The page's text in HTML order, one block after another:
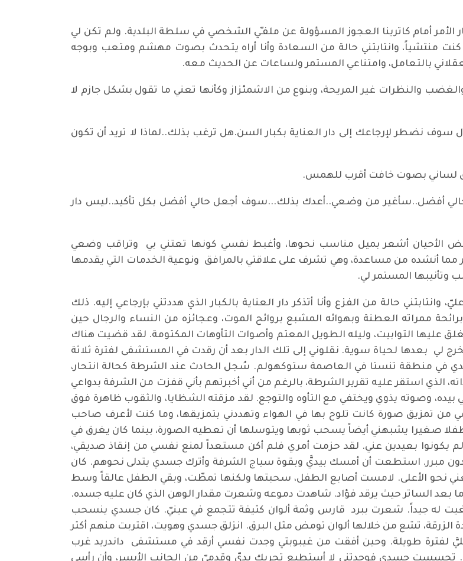
أمام كاترينا العجوز المسؤولة عن ملفـّي الشخصي في سلطة البلدية. ولم تكن لي
كنت منتشياً، وانتابتني حالة من السعادة وأنا أراه يتحدث بصوت مهشم ومتعب وبوجه
بالتعامل، وامتناعي المستمر ولساعات عن الحديث معه.
والغضب والنظرات غير المريحة، وبنوع من الاشمئزاز وكأنها تعني ما تقول بشكل جازم لا
نضطر لإرجاعك إلى دار العناية بكبار السن.هل ترغب بذلك..لماذا لا تريد أن تكون
لساني بصوت خافت أقرب للهمس.
حالي أفضل..سأغير من وضعي..أعدك بذلك...سوف أجعل حالي أفضل بكل تأكيد..ليس دار
الأحيان أشعر بميل مناسب نحوها، وأغبط نفسي كونها تعتني بي وتراقب وضعي
أنشده من مساعدة، وهي تشرف على علاقتي بالمرافق ونوعية الخدمات التي يقدمها
وتأنيبها المستمر لي.
حالة من الفزع وأنا أتذكر دار العناية بالكبار الذي هددتني بإرجاعي إليه. ذلك
ممراته العطنة وبهوائه المشبع بروائح الموت، وعجائزه من النساء والرجال حين
عليها التوابيت، وليله الطويل المعتم وأصوات التأوهات المكتومة. لقد قضيت هناك
لي بعدها لحياة سوية. نقلوني إلى تلك الدار بعد أن رقدت في المستشفى لفترة ثلاثة
في منطقة تنستا في العاصمة ستوكهولم. سُجل الحادث عند الشرطة كحالة انتحار،
الذي استقر عليه تقرير الشرطة، بالرغم من أني أخبرتهم بأني قفزت من الشرفة بدواعي
بيده، وصوته يذوي ويختفي مع التأوه والتوجع. لقد مزقته الشظايا، والثقوب ظاهرة فوق
من تمزيق صورة كانت تلوح بها في الهواء وتهددني بتمزيقها، وما كنت لأعرف صاحب
صغيرا يشبهني أيضاً يسحب ثوبها ويتوسلها أن تعطيه الصورة، بينما كان يغرق في
لم يكونوا بعيدين عني. لقد حزمت أمري فلم أكن مستعداً لمنع نفسي من إنقاذ صديقي،
مبرر. استطعت أن أمسك بيديَّ وبقوة سياج الشرفة وأترك جسدي يتدلى نحوهم. كان
نحو الأعلى. لامست أصابع الطفل، سحبتها ولكنها تمطّت، وبقي الطفل عالقاً وسط
ما بعد الساتر حيث يرقد فؤاد. شاهدت دموعه وشعرت مقدار الوهن الذي كان عليه جسده.
له جيداً. شعرت ببرد قارس وثمة ألوان كثيفة تتجمع في عينيّ. كان جسدي ينسحب
الزرقة، تشع من خلالها ألوان تومض مثل البرق. انزلق جسدي وهويت، اقتربت منهم أكثر
لفترة طويلة. وحين أفقت من غيبوبتي وجدت نفسي أرقد في مستشفى داندريد غرب
جسدي فوجدتني لا أستطيع تحريك يديّ وقدميّ من الجانب الأيسر، وأن رأسي